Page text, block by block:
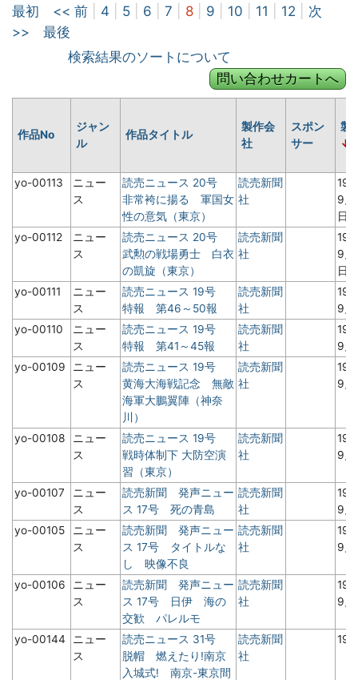
最初
<< 前 4 5 6 7 8 9 10 11 12
次
>>
最後
検索結果のソートについて
作品No
ジャン
ル
作品タイトル
製作会
社
スポン
サー
製
yo-00113
ニュー
ス
読売ニュース 20号
非常袴に揚る 軍国女
性の意気（東京）
読売新聞
社
9
日
yo-00112
ニュー
ス
読売ニュース 20号
武勲の戦場勇士 白衣
の凱旋（東京）
読売新聞
社
9
日
yo-00111
ニュー
ス
読売ニュース 19号
特報 第46～50報
読売新聞
社
9月
yo-00110
ニュー
ス
読売ニュース 19号
特報 第41～45報
読売新聞
社
9月
yo-00109
ニュー
ス
読売ニュース 19号
黄海大海戦記念 無敵
海軍大鵬翼陣（神奈
川）
読売新聞
社
9月
yo-00108
ニュー
ス
読売ニュース 19号
戦時体制下 大防空演
習（東京）
読売新聞
社
9月
yo-00107
ニュー
ス
読売新聞 発声ニュー
ス 17号 死の青島
読売新聞
社
9月
yo-00105
ニュー
ス
読売新聞 発声ニュー
ス 17号 タイトルな
し 映像不良
読売新聞
社
9月
yo-00106
ニュー
ス
読売新聞 発声ニュー
ス 17号 日伊 海の
交歓 パレルモ
読売新聞
社
9月
yo-00144
ニュー
ス
読売ニュース 31号
脱帽 燃えたり!南京
入城式! 南京-東京間
読売新聞
社